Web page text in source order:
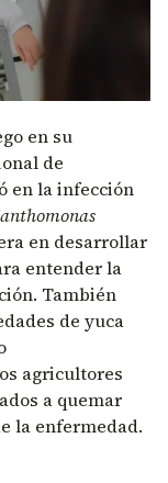
en su
de
en la infección
en desarrollar
entender la
También
de yuca
agricultores
a quemar
la enfermedad.